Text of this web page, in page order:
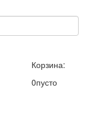
Корзина:
0пусто